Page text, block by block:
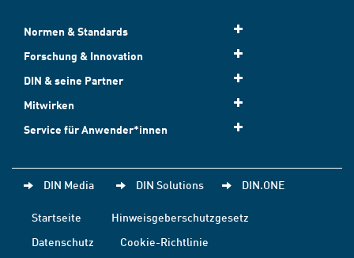
Normen & Standards
Forschung & Innovation
DIN & seine Partner
Mitwirken
Service für Anwender*innen
DIN Media DIN Solutions DIN.ONE
Startseite
Hinweisgeberschutzgesetz
Datenschutz
Cookie-Richtlinie